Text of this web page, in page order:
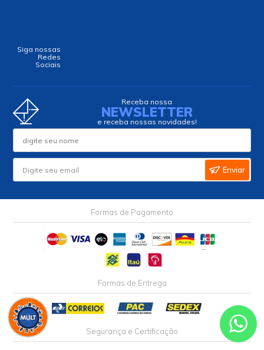
ecommerce@multcomercial.com.br
AJUDA
MINHA CONTA
Siga nossas
Redes
Sociais